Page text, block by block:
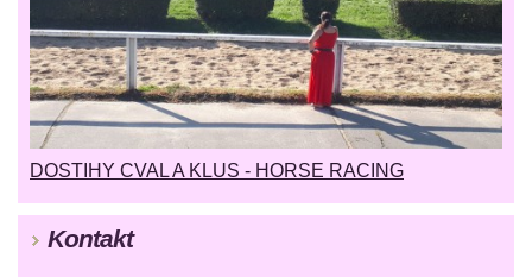
DOSTIHY CVAL A KLUS - HORSE RACING
Kontakt